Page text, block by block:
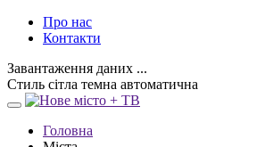
Про нас
Контакти
Завантаження даних ...
Стиль сітла темна автоматична
Головна